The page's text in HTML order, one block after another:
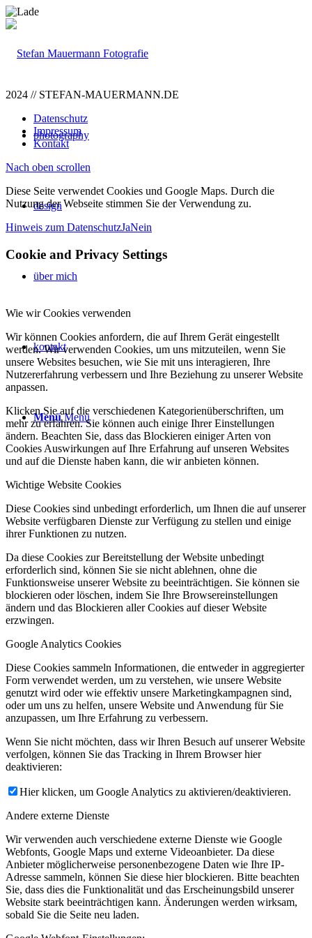
photography
design
über mich
kontakt
Menü Menü
2024 // STEFAN-MAUERMANN.DE
Datenschutz
Impressum
Kontakt
Nach oben scrollen
Diese Seite verwendet Cookies und Google Maps. Durch die
Nutzung der Webseite stimmen Sie der Verwendung zu.
Hinweis zum DatenschutzJaNein
Cookie and Privacy Settings
Wie wir Cookies verwenden
Wir können Cookies anfordern, die auf Ihrem Gerät eingestellt
werden. Wir verwenden Cookies, um uns mitzuteilen, wenn Sie
unsere Websites besuchen, wie Sie mit uns interagieren, Ihre
Nutzererfahrung verbessern und Ihre Beziehung zu unserer Website
anpassen.
Klicken Sie auf die verschiedenen Kategorienüberschriften, um
mehr zu erfahren. Sie können auch einige Ihrer Einstellungen
ändern. Beachten Sie, dass das Blockieren einiger Arten von
Cookies Auswirkungen auf Ihre Erfahrung auf unseren Websites
und auf die Dienste haben kann, die wir anbieten können.
Wichtige Website Cookies
Diese Cookies sind unbedingt erforderlich, um Ihnen die auf unserer
Website verfügbaren Dienste zur Verfügung zu stellen und einige
ihrer Funktionen zu nutzen.
Da diese Cookies zur Bereitstellung der Website unbedingt
erforderlich sind, können Sie sie nicht ablehnen, ohne die
Funktionsweise unserer Website zu beeinträchtigen. Sie können sie
blockieren oder löschen, indem Sie Ihre Browsereinstellungen
ändern und das Blockieren aller Cookies auf dieser Website
erzwingen.
Google Analytics Cookies
Diese Cookies sammeln Informationen, die entweder in aggregierter
Form verwendet werden, um zu verstehen, wie unsere Website
genutzt wird oder wie effektiv unsere Marketingkampagnen sind,
oder um uns zu helfen, unsere Website und Anwendung für Sie
anzupassen, um Ihre Erfahrung zu verbessern.
Wenn Sie nicht möchten, dass wir Ihren Besuch auf unserer Website
verfolgen, können Sie das Tracking in Ihrem Browser hier
deaktivieren:
Hier klicken, um Google Analytics zu aktivieren/deaktivieren.
Andere externe Dienste
Wir verwenden auch verschiedene externe Dienste wie Google
Webfonts, Google Maps und externe Videoanbieter. Da diese
Anbieter möglicherweise personenbezogene Daten wie Ihre IP-
Adresse sammeln, können Sie diese hier blockieren. Bitte beachten
Sie, dass dies die Funktionalität und das Erscheinungsbild unserer
Website stark beeinträchtigen kann. Änderungen werden wirksam,
sobald Sie die Seite neu laden.